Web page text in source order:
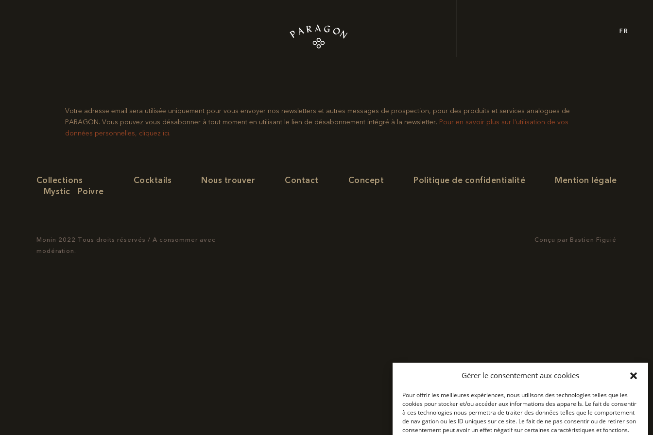
Gérer le consentement aux cookies
Pour offrir les meilleures expériences, nous utilisons des technologies telles que les
cookies pour stocker et/ou accéder aux informations des appareils. Le fait de consentir
à ces technologies nous permettra de traiter des données telles que le comportement
de navigation ou les ID uniques sur ce site. Le fait de ne pas consentir ou de retirer son
consentement peut avoir un effet négatif sur certaines caractéristiques et fonctions.
FR
Votre adresse email sera utilisée uniquement pour vous envoyer nos newsletters et autres messages de prospection, pour des produits et services analogues de
PARAGON. Vous pouvez vous désabonner à tout moment en utilisant le lien de désabonnement intégré à la newsletter.​ Pour en savoir plus sur l’utilisation de vos
données personnelles, cliquez ici.
Collections
Mystic
Poivre
Cocktails Nous trouver Contact Concept Politique de confidentialité Mention légale
Monin 2022 Tous droits réservés / A consommer avec
modération.
Conçu par Bastien Figuié